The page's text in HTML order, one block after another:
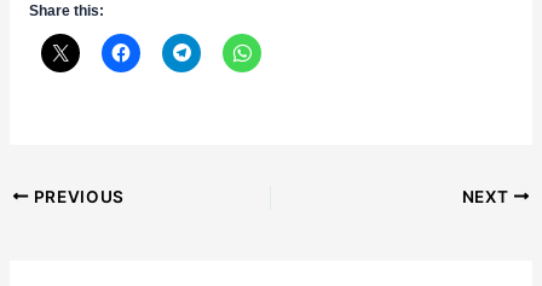
Share this:
Post
PREVIOUS NEXT